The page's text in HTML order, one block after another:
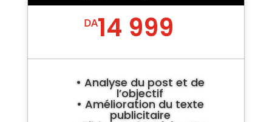
DA14 999
• Analyse du post et de
l’objectif
• Amélioration du texte
publicitaire